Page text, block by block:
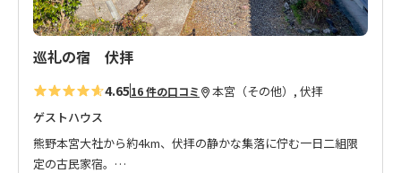
都会からのお客様、田舎暮らしに慣れているお客様、両方にご
満足いただけるお宿です。
チェックイン方法はご予約・決済完了後にオーナーよりお知ら
せいたします。
こちらのお宿は環境に配慮したコンポストトイレを採用してお
ります。
巡礼の宿 伏拝
4.6516 件の口コミ
本宮（その他）, 伏拝
ゲストハウス
熊野本宮大社から約4km、伏拝の静かな集落に佇む一日二組限
定の古民家宿。